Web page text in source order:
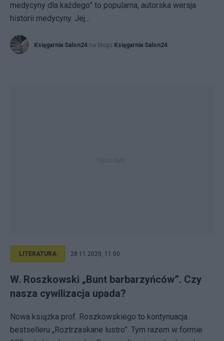
medycyny dla każdego” to popularna, autorska wersja
historii medycyny. Jej...
Księgarnia Salon24 na blogu Księgarnia Salon24
LITERATURA 28.11.2020, 11:00
W. Roszkowski „Bunt barbarzyńców”. Czy
nasza cywilizacja upada?
Nowa książka prof. Roszkowskiego to kontynuacja
bestselleru „Roztrzaskane lustro”. Tym razem w formie